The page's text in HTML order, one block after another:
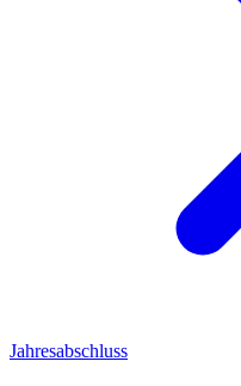
Jahresabschluss